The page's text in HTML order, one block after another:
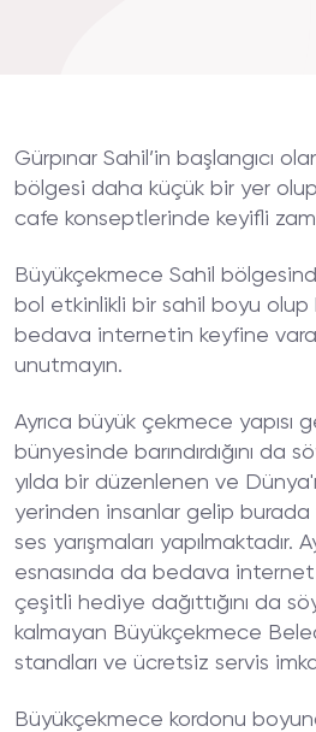
Gürpınar Sahil’in başlangıcı
bölgesi daha küçük bir yer
cafe konseptlerinde keyifli
Büyükçekmece Sahil
bol etkinlikli bir sahil boyu
bedava internetin keyfine
unutmayın.
Ayrıca büyük çekmece yapısı
bünyesinde barındırdığını da
yılda bir düzenlenen ve
yerinden insanlar gelip burada
ses yarışmaları yapılmaktadır.
esnasında da bedava
çeşitli hediye dağıttığını da
kalmayan Büyükçekmece
standları ve ücretsiz servis
Büyükçekmece kordonu